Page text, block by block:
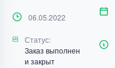
06.05.2022
Статус:
Заказ выполнен
и закрыт